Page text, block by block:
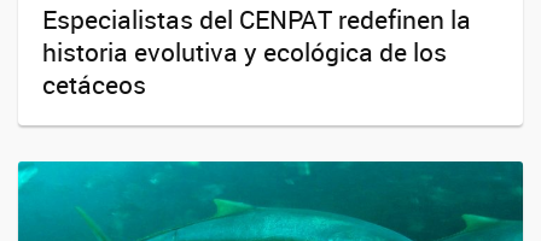
Especialistas del CENPAT redefinen la
historia evolutiva y ecológica de los
cetáceos